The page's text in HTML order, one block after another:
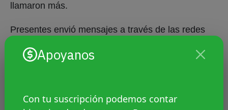
Apoyanos
Con tu suscripción podemos contar
llamaron más.
Presentes envió mensajes a través de las redes
pero no recibió ninguna respuesta. El boliche
discriminación pero nada dijo de cómo ocurrieron